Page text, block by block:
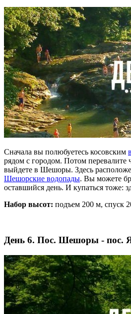
Сначала вы полюбуетесь косовским
рядом с городом. Потом перевалите
выйдете в Шешоры. Здесь
Шешорские водопады. Вы можете
оставшийся день. И купаться тоже:
Набор высот: подъем 200 м, спуск
День 6. Пос. Шешоры - пос.